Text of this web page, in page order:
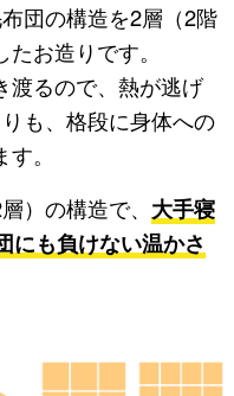
団の構造を2層（2階
お造りです。
渡るので、熱が逃げ
も、格段に身体への
。
）の構造で、 大手寝
にも負けない温かさ